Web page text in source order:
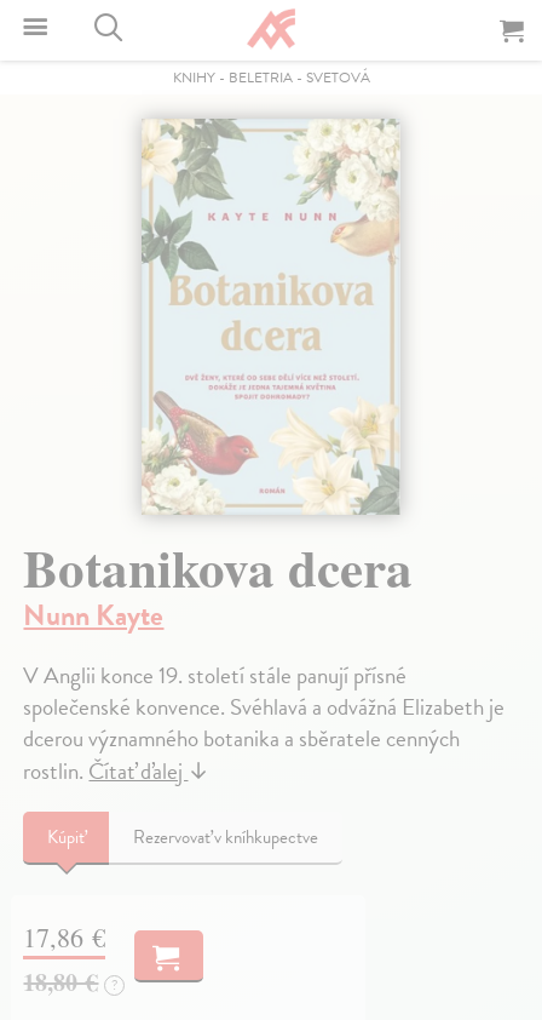
KNIHY- BELETRIA- SVETOVÁ
Botanikova dcera
Nunn Kayte
V Anglii konce 19. století stále panují přísné
společenské konvence. Svéhlavá a odvážná Elizabeth je
dcerou významného botanika a sběratele cenných
rostlin.Čítať ďalej↓
Kúpiť Rezervovať v kníhkupectve
17,86 €
18,80 €
?